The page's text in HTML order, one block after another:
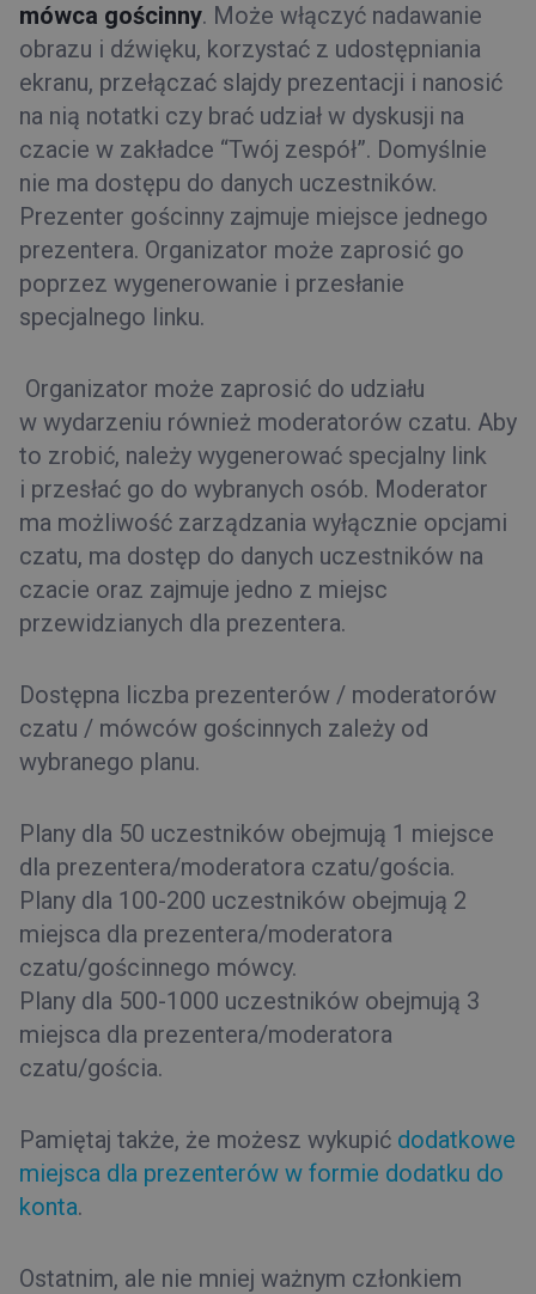
mówca gościnny. Może włączyć nadawanie
obrazu i dźwięku, korzystać z udostępniania
ekranu, przełączać slajdy prezentacji i nanosić
na nią notatki czy brać udział w dyskusji na
czacie w zakładce “Twój zespół”. Domyślnie
nie ma dostępu do danych uczestników.
Prezenter gościnny zajmuje miejsce jednego
prezentera. Organizator może zaprosić go
poprzez wygenerowanie i przesłanie
specjalnego linku.
Organizator może zaprosić do udziału
w wydarzeniu również moderatorów czatu. Aby
to zrobić, należy wygenerować specjalny link
i przesłać go do wybranych osób. Moderator
ma możliwość zarządzania wyłącznie opcjami
czatu, ma dostęp do danych uczestników na
czacie oraz zajmuje jedno z miejsc
przewidzianych dla prezentera.
Dostępna liczba prezenterów / moderatorów
czatu / mówców gościnnych zależy od
wybranego planu.
Plany dla 50 uczestników obejmują 1 miejsce
dla prezentera/moderatora czatu/gościa.
Plany dla 100-200 uczestników obejmują 2
miejsca dla prezentera/moderatora
czatu/gościnnego mówcy.
Plany dla 500-1000 uczestników obejmują 3
miejsca dla prezentera/moderatora
czatu/gościa.
Pamiętaj także, że możesz wykupić dodatkowe
miejsca dla prezenterów w formie dodatku do
konta.
Ostatnim, ale nie mniej ważnym członkiem